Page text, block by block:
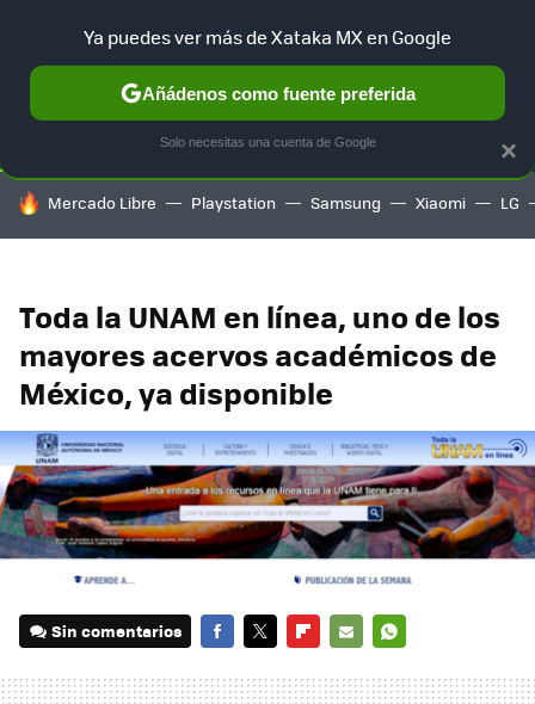
SELECCIÓN GAMING HOME AUTO TERRITORIO
HOY SE HABLA DE
Mercado Libre Playstation Samsung Xiaomi LG
Toda la UNAM en línea, uno de los
mayores acervos académicos de
México, ya disponible
Sin comentarios
MAIL
×
Ya puedes ver más de Xataka MX en Google
Añádenos como fuente preferida
Solo necesitas una cuenta de Google